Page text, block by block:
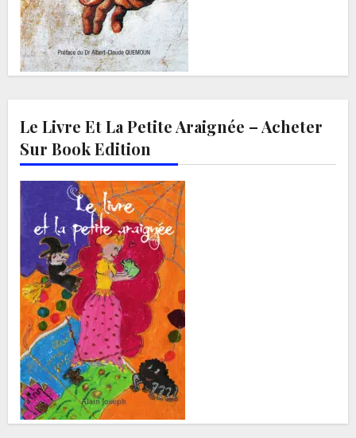
Le Livre Et La Petite Araignée – Acheter
Sur Book Edition